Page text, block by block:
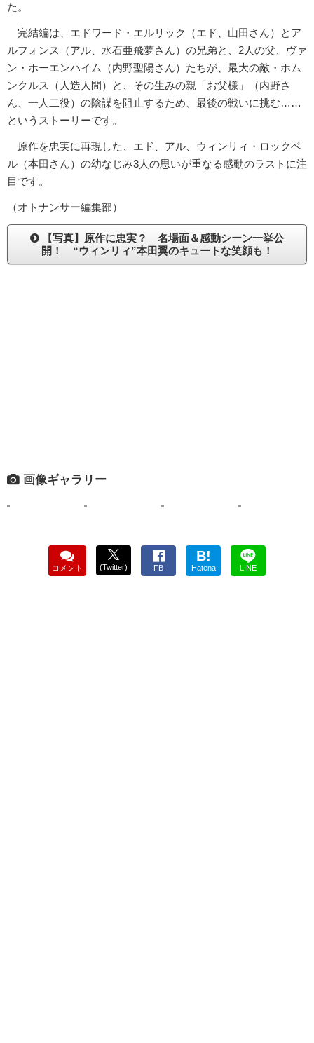
た。
完結編は、エドワード・エルリック（エド、山田さん）とア
ルフォンス（アル、水石亜飛夢さん）の兄弟と、2人の父、ヴァ
ン・ホーエンハイム（内野聖陽さん）たちが、最大の敵・ホム
ンクルス（人造人間）と、その生みの親「お父様」（内野さ
ん、一人二役）の陰謀を阻止するため、最後の戦いに挑む……
というストーリーです。
原作を忠実に再現した、エド、アル、ウィンリィ・ロックベ
ル（本田さん）の幼なじみ3人の思いが重なる感動のラストに注
目です。
（オトナンサー編集部）
【写真】原作に忠実？ 名場面＆感動シーン一挙公
開！ “ウィンリィ”本田翼のキュートな笑顔も！
画像ギャラリー
コメント (Twitter) FB
B!
Hatena LINE